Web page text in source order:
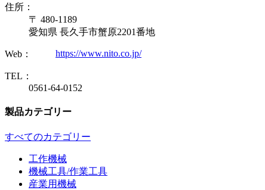
住所：
〒 480-1189
愛知県 長久手市蟹原2201番地
Web： https://www.nito.co.jp/
TEL：
0561-64-0152
製品カテゴリー
すべてのカテゴリー
工作機械
機械工具/作業工具
産業用機械